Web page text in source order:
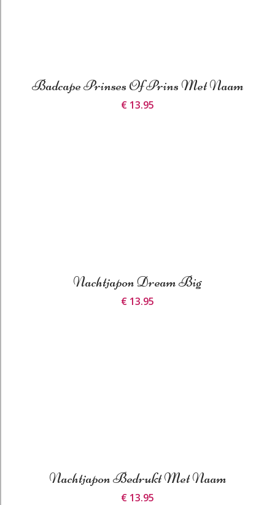
Badcape Prinses Of Prins Met Naam
€ 13.95
Nachtjapon Dream Big
€ 13.95
Nachtjapon Bedrukt Met Naam
€ 13.95